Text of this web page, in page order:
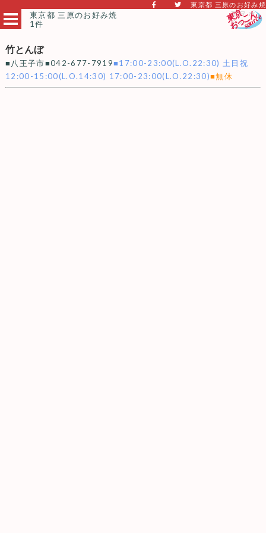
東京都 三原のお好み焼
東京都 三原のお好み焼
1件
竹とんぼ
■八王子市■042-677-7919■17:00-23:00(L.O.22:30) 土日祝
12:00-15:00(L.O.14:30) 17:00-23:00(L.O.22:30)■無休